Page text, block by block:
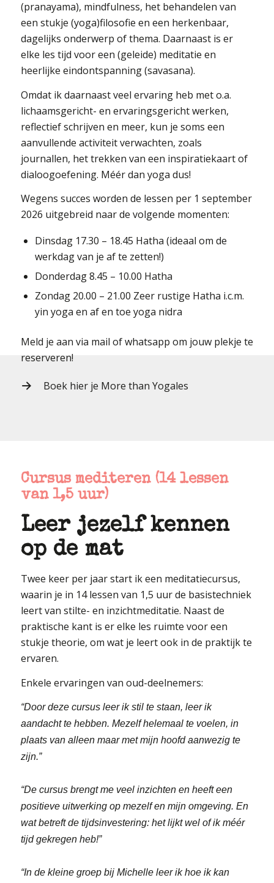
(pranayama), mindfulness, het behandelen van
een stukje (yoga)filosofie en een herkenbaar,
dagelijks onderwerp of thema. Daarnaast is er
elke les tijd voor een (geleide) meditatie en
heerlijke eindontspanning (savasana).
Omdat ik daarnaast veel ervaring heb met o.a.
lichaamsgericht- en ervaringsgericht werken,
reflectief schrijven en meer, kun je soms een
aanvullende activiteit verwachten, zoals
journallen, het trekken van een inspiratiekaart of
dialoogoefening. Méér dan yoga dus!
Wegens succes worden de lessen per 1 september
2026 uitgebreid naar de volgende momenten:
Dinsdag 17.30 – 18.45 Hatha (ideaal om de
werkdag van je af te zetten!)
Donderdag 8.45 – 10.00 Hatha
Zondag 20.00 – 21.00 Zeer rustige Hatha i.c.m.
yin yoga en af en toe yoga nidra
Meld je aan via mail of whatsapp om jouw plekje te
reserveren!
Boek hier je More than Yogales
Cursus mediteren (14 lessen
van 1,5 uur)
Leer jezelf kennen
op de mat
Twee keer per jaar start ik een meditatiecursus,
waarin je in 14 lessen van 1,5 uur de basistechniek
leert van stilte- en inzichtmeditatie. Naast de
praktische kant is er elke les ruimte voor een
stukje theorie, om wat je leert ook in de praktijk te
ervaren.
Enkele ervaringen van oud-deelnemers:
“Door deze cursus leer ik stil te staan, leer ik
aandacht te hebben. Mezelf helemaal te voelen, in
plaats van alleen maar met mijn hoofd aanwezig te
zijn.”
“De cursus brengt me veel inzichten en heeft een
positieve uitwerking op mezelf en mijn omgeving. En
wat betreft de tijdsinvestering: het lijkt wel of ik méér
tijd gekregen heb!”
“In de kleine groep bij Michelle leer ik hoe ik kan